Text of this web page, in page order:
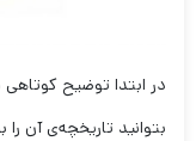
در ابتدا توضیح کوتاهی
بتوانید تاریخچه‌ی آن